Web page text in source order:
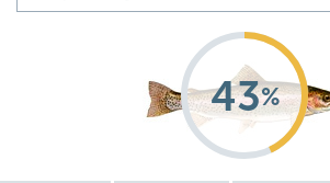
43%